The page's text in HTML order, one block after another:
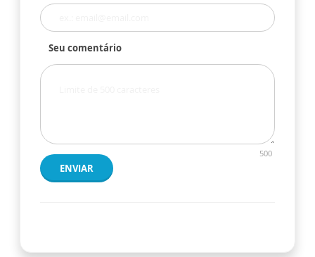
Seu comentário
500
ENVIAR